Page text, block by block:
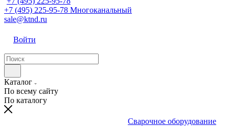
+7 (495) 225-95-78 Многоканальный
sale@ktnd.ru
Войти
Каталог
По всему сайту
По каталогу
Сварочное оборудование